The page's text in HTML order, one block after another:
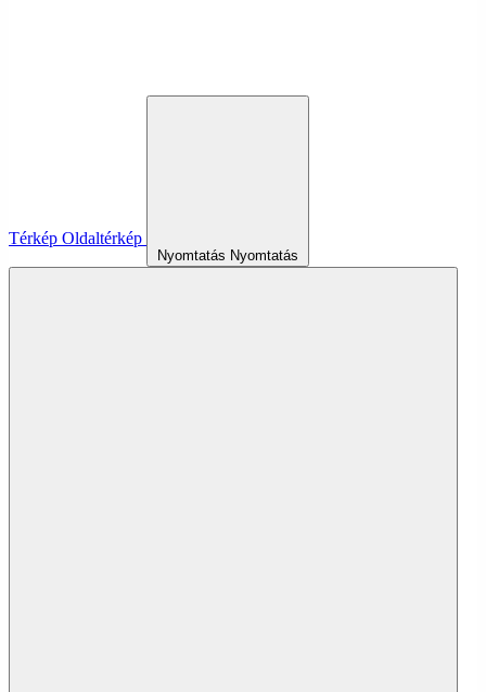
Térkép Oldaltérkép
Nyomtatás Nyomtatás